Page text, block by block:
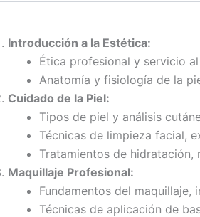
Introducción a la Estética:
Ética profesional y servicio
Anatomía y fisiología de la
Cuidado de la Piel:
Tipos de piel y análisis
Técnicas de limpieza facial,
Tratamientos de
Maquillaje Profesional:
Fundamentos del
Técnicas de aplicación de